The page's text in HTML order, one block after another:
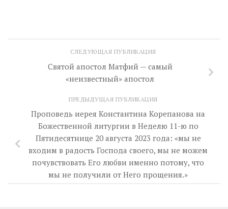
СЛЕДУЮЩАЯ ПУБЛИКАЦИЯ
Святой апостол Матфий — самый
«неизвестный» апостол
ПРЕДЫДУЩАЯ ПУБЛИКАЦИЯ
Проповедь иерея Константина Корепанова на
Божественной литургии в Неделю 11-ю по
Пятидесятнице 20 августа 2023 года: «мы не
входим в радость Господа своего, мы не можем
почувствовать Его любви именно потому, что
мы не получили от Него прощения.»